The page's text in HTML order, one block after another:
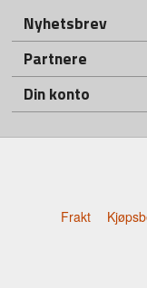
Nyhetsbrev
Partnere
Din konto
Frakt